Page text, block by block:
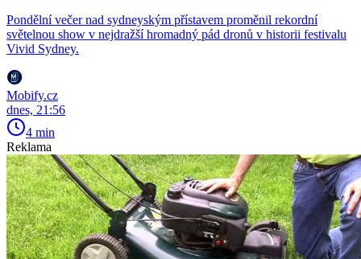
Pondělní večer nad sydneyským přístavem proměnil rekordní
světelnou show v nejdražší hromadný pád dronů v historii festivalu
Vivid Sydney.
Mobify.cz
dnes, 21:56
4 min
Reklama